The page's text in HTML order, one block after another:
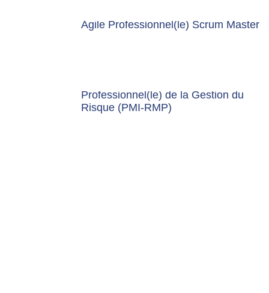
Agile Professionnel(le) Scrum Master
Professionnel(le) de la Gestion du
Risque (PMI-RMP)